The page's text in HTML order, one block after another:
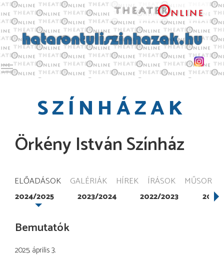
Toggle main menu visibility
SZÍNHÁZAK
Örkény István Színház
ELŐADÁSOK GALÉRIÁK HÍREK ÍRÁSOK MŰSOR
2024/2025 2023/2024 2022/2023
Bemutatók
2025. április 3.